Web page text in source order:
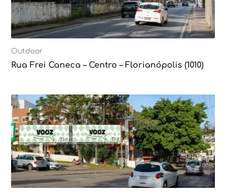
Outdoor
Rua Frei Caneca – Centro – Florianópolis (1010)